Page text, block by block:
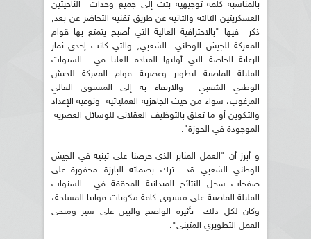
بالمناسبة كلمة توجيهية بثت إلى جميع وحدات الناحيتين
العسكريتين الثالثة والثانية عن طريق تقنية التحاضر عن بعد,
ذكر فيها "بالاحترافية العالية التي أصبح يتمتع بها قوام
المعركة للجيش الوطني الشعبي, والتي كانت إحدى ثمار
الرعاية الخاصة التي أولتها القيادة العليا في السنوات
القليلة الماضية لتطوير وعصرنة قوام المعركة للجيش
الوطني الشعبي والارتقاء به إلى المستوى العالي
المرغوب، سواء من حيث الجاهزية العملياتية ونوعية الإعداد
والتكوين أو ما تعلق بالتوظيف العقلاني للوسائل العصرية
الموجودة في الحوزة".
و أبرز أن "العمل المثابر الذي حرصنا على تبنيه في الجيش
الوطني الشعبي قد ترك بصماته البارزة محفورة على
صفحات سجل النتائج الميدانية المحققة في السنوات
القليلة الماضية على مستوى كافة مكونات قواتنا المسلحة،
وكان لكل ذلك تأثيره الواضح والبين على سير ومنحى
العمل التطويري المتبنى".